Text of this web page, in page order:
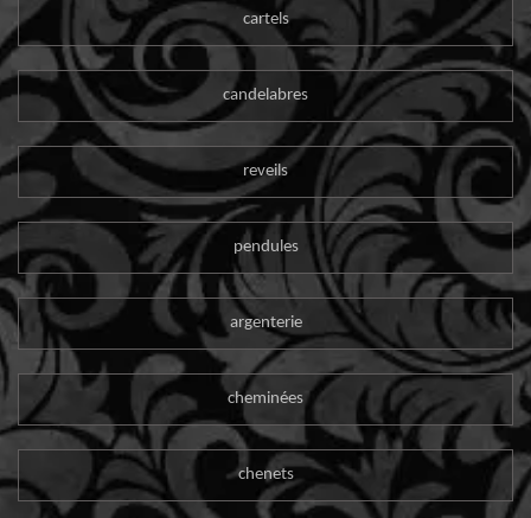
cartels
candelabres
reveils
pendules
argenterie
cheminées
chenets